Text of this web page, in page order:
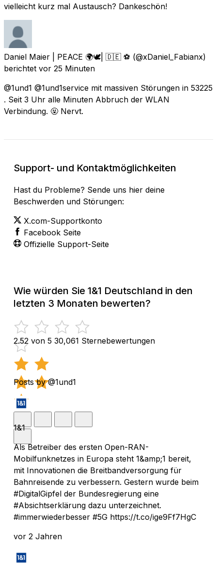
vielleicht kurz mal Austausch? Dankeschön!
Daniel Maier | PEACE 🌍🕊| 🇩🇪 ⚽️ (@xDaniel_Fabianx)
berichtet vor 25 Minuten
@1und1 @1und1service mit massiven Störungen in 53225
. Seit 3 Uhr alle Minuten Abbruch der WLAN
Verbindung. 🤬 Nervt.
Support- und Kontaktmöglichkeiten
Hast du Probleme? Sende uns hier deine
Beschwerden und Störungen:
X.com-Supportkonto
Facebook Seite
Offizielle Support-Seite
Wie würden Sie 1&1 Deutschland in den
letzten 3 Monaten bewerten?
2.52 von 5 30,061 Sternebewertungen
Posts by @1und1
1&1
Als Betreiber des ersten Open-RAN-
Mobilfunknetzes in Europa steht 1&amp;1 bereit,
mit Innovationen die Breitbandversorgung für
Bahnreisende zu verbessern. Gestern wurde beim
#DigitalGipfel der Bundesregierung eine
#Absichtserklärung dazu unterzeichnet.
#immerwiederbesser #5G https://t.co/ige9Ff7HgC
vor 2 Jahren